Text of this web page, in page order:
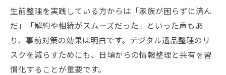
生前整理を実践している方からは「家族が困らずに済ん
だ」「解約や相続がスムーズだった」といった声もあ
り、事前対策の効果は明白です。デジタル遺品整理のリ
スクを減らすためにも、日頃からの情報整理と共有を習
慣化することが重要です。